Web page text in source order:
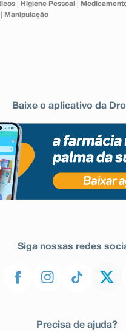
| Higiene Pessoal
Manipulação
Baixe o aplicativo da
Siga nossas redes
Precisa de ajuda?